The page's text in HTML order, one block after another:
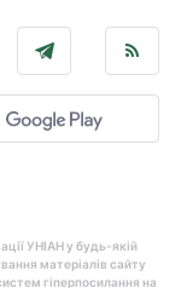
УНІАН у будь-якій
матеріалів сайту
гіперпосилання на